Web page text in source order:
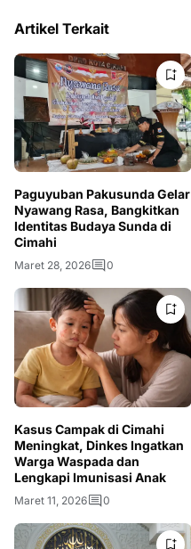
Artikel Terkait
Paguyuban Pakusunda Gelar
Nyawang Rasa, Bangkitkan
Identitas Budaya Sunda di
Cimahi
Maret 28, 2026 0
Kasus Campak di Cimahi
Meningkat, Dinkes Ingatkan
Warga Waspada dan
Lengkapi Imunisasi Anak
Maret 11, 2026 0